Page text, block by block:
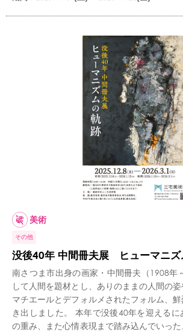
美術
その他
没後40年 中間冊夫展 ヒューマニズ
南さつま市出身の画家・中間冊夫（1908年
して人間を題材とし、ありのままの人間の
マチエールとデフォルメされたフォルム、
き出しました。 本年で没後40年を迎える
の重み、また心情表現まで踏み込んでいっ